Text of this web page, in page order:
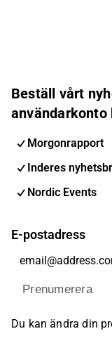
Beställ vårt
användarkonto
Morgonrapport
Inderes
Nordic Events
E-postadress
Prenumerera
Du kan ändra din